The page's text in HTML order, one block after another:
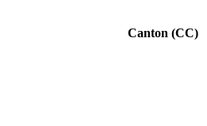
Canton (CC)